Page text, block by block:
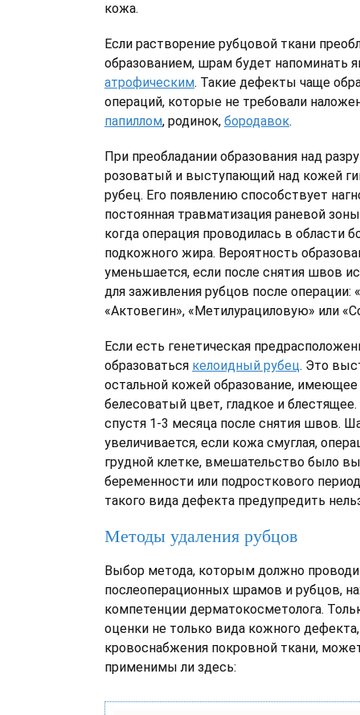
кожа.
Если растворение рубцовой ткани
образованием, шрам будет напоминать
атрофическим. Такие дефекты чаще
операций, которые не требовали
папиллом, родинок, бородавок.
При преобладании образования над
розоватый и выступающий над кожей
рубец. Его появлению способствует
постоянная травматизация раневой
когда операция проводилась в области
подкожного жира. Вероятность
уменьшается, если после снятия швов
для заживления рубцов после операции:
«Актовегин», «Метилурациловую» или
Если есть генетическая
образоваться келоидный рубец. Это
остальной кожей образование,
белесоватый цвет, гладкое и
спустя 1-3 месяца после снятия швов.
увеличивается, если кожа смуглая,
грудной клетке, вмешательство было
беременности или подросткового
такого вида дефекта предупредить
Методы удаления рубцов
Выбор метода, которым должно
послеоперационных шрамов и рубцов,
компетенции дерматокосметолога.
оценки не только вида кожного
кровоснабжения покровной ткани,
применимы ли здесь: